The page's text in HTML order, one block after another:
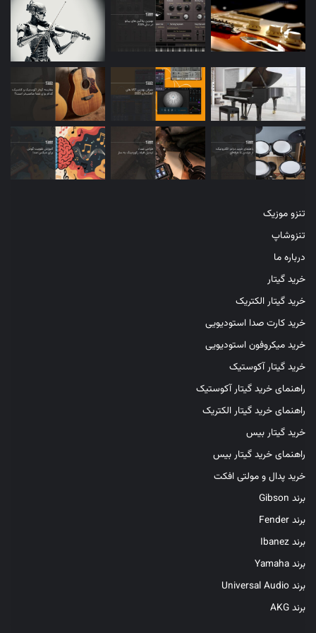
کپی لینک
تنزو موزیک
تنزوشاپ
درباره ما
خرید گیتار
خرید گیتار الکتریک
خرید کارت صدا استودیویی
خرید میکروفون استودیویی
خرید گیتار آکوستیک
راهنمای خرید گیتار آکوستیک
راهنمای خرید گیتار الکتریک
خرید گیتار بیس
راهنمای خرید گیتار بیس
خرید پدال و مولتی افکت
برند Gibson
برند Fender
برند Ibanez
برند Yamaha
برند Universal Audio
برند AKG